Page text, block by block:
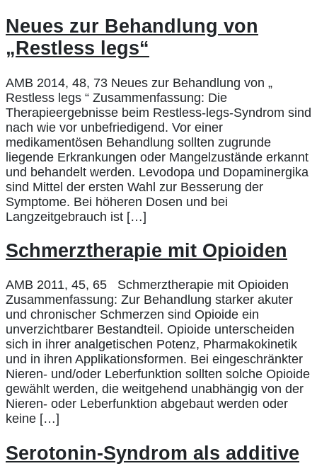
Neues zur Behandlung von
„Restless legs“
AMB 2014, 48, 73 Neues zur Behandlung von „
Restless legs “ Zusammenfassung: Die
Therapieergebnisse beim Restless-legs-Syndrom sind
nach wie vor unbefriedigend. Vor einer
medikamentösen Behandlung sollten zugrunde
liegende Erkrankungen oder Mangelzustände erkannt
und behandelt werden. Levodopa und Dopaminergika
sind Mittel der ersten Wahl zur Besserung der
Symptome. Bei höheren Dosen und bei
Langzeitgebrauch ist […]
Schmerztherapie mit Opioiden
AMB 2011, 45, 65 Schmerztherapie mit Opioiden
Zusammenfassung: Zur Behandlung starker akuter
und chronischer Schmerzen sind Opioide ein
unverzichtbarer Bestandteil. Opioide unterscheiden
sich in ihrer analgetischen Potenz, Pharmakokinetik
und in ihren Applikationsformen. Bei eingeschränkter
Nieren- und/oder Leberfunktion sollten solche Opioide
gewählt werden, die weitgehend unabhängig von der
Nieren- oder Leberfunktion abgebaut werden oder
keine […]
Serotonin-Syndrom als additive